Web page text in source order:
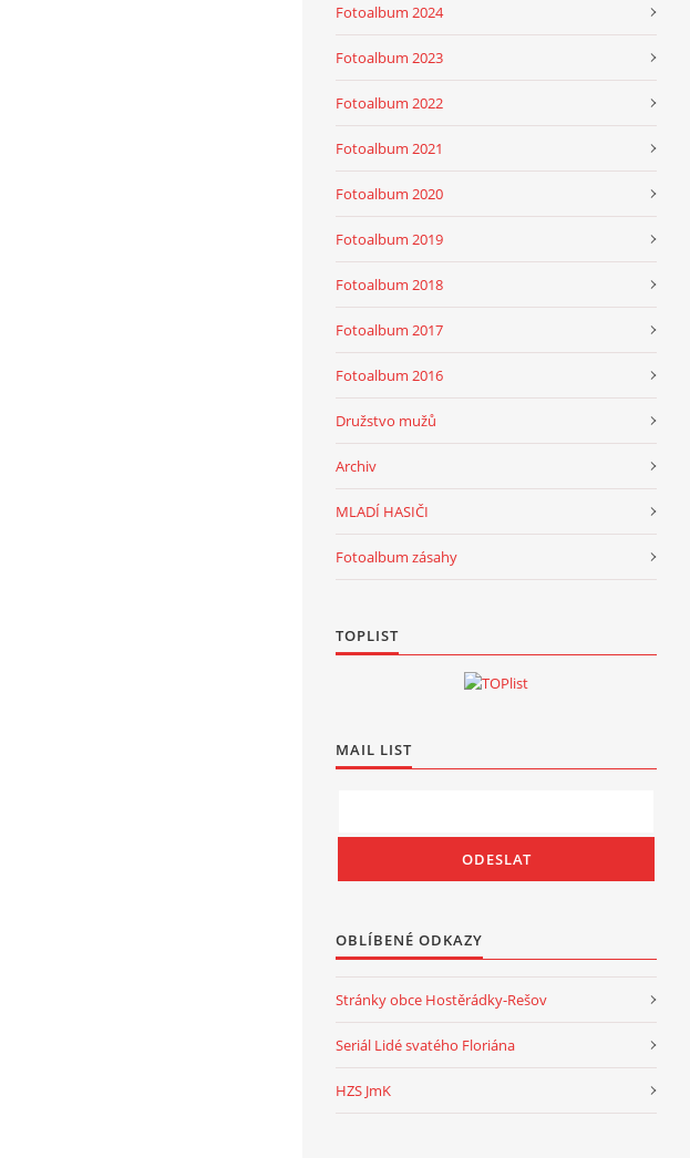
Fotoalbum 2024
Fotoalbum 2023
Fotoalbum 2022
Fotoalbum 2021
Fotoalbum 2020
Fotoalbum 2019
Fotoalbum 2018
Fotoalbum 2017
Fotoalbum 2016
Družstvo mužů
Archiv
MLADÍ HASIČI
Fotoalbum zásahy
TOPLIST
MAIL LIST
OBLÍBENÉ ODKAZY
Stránky obce Hostěrádky-Rešov
Seriál Lidé svatého Floriána
HZS JmK